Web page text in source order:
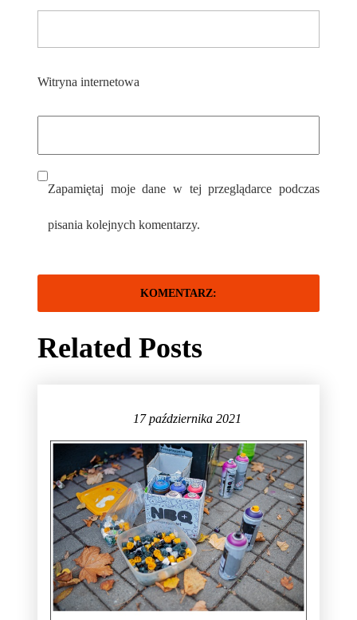
Witryna internetowa
Zapamiętaj moje dane w tej przeglądarce podczas
pisania kolejnych komentarzy.
Related Posts
17 października 2021